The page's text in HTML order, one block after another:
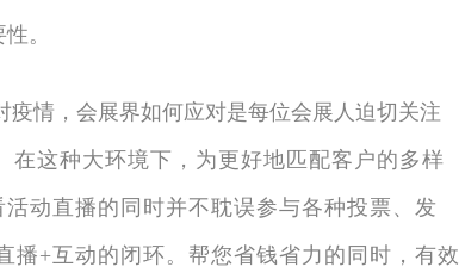
。
情，会展界如何应对是每位会展人迫切关注
在这种大环境下，为更好地匹配客户的多样
活动直播的同时并不耽误参与各种投票、发
播+互动的闭环。帮您省钱省力的同时，有效